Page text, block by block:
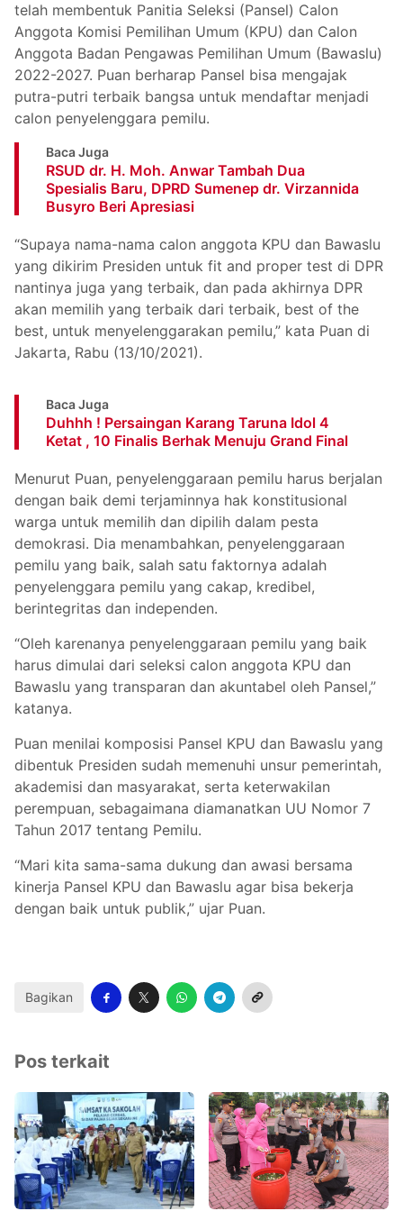
telah membentuk Panitia Seleksi (Pansel) Calon
Anggota Komisi Pemilihan Umum (KPU) dan Calon
Anggota Badan Pengawas Pemilihan Umum (Bawaslu)
2022-2027. Puan berharap Pansel bisa mengajak
putra-putri terbaik bangsa untuk mendaftar menjadi
calon penyelenggara pemilu.
Baca Juga
RSUD dr. H. Moh. Anwar Tambah Dua
Spesialis Baru, DPRD Sumenep dr. Virzannida
Busyro Beri Apresiasi
“Supaya nama-nama calon anggota KPU dan Bawaslu
yang dikirim Presiden untuk fit and proper test di DPR
nantinya juga yang terbaik, dan pada akhirnya DPR
akan memilih yang terbaik dari terbaik, best of the
best, untuk menyelenggarakan pemilu,” kata Puan di
Jakarta, Rabu (13/10/2021).
Baca Juga
Duhhh ! Persaingan Karang Taruna Idol 4
Ketat , 10 Finalis Berhak Menuju Grand Final
Menurut Puan, penyelenggaraan pemilu harus berjalan
dengan baik demi terjaminnya hak konstitusional
warga untuk memilih dan dipilih dalam pesta
demokrasi. Dia menambahkan, penyelenggaraan
pemilu yang baik, salah satu faktornya adalah
penyelenggara pemilu yang cakap, kredibel,
berintegritas dan independen.
“Oleh karenanya penyelenggaraan pemilu yang baik
harus dimulai dari seleksi calon anggota KPU dan
Bawaslu yang transparan dan akuntabel oleh Pansel,”
katanya.
Puan menilai komposisi Pansel KPU dan Bawaslu yang
dibentuk Presiden sudah memenuhi unsur pemerintah,
akademisi dan masyarakat, serta keterwakilan
perempuan, sebagaimana diamanatkan UU Nomor 7
Tahun 2017 tentang Pemilu.
“Mari kita sama-sama dukung dan awasi bersama
kinerja Pansel KPU dan Bawaslu agar bisa bekerja
dengan baik untuk publik,” ujar Puan.
Bagikan
Pos terkait